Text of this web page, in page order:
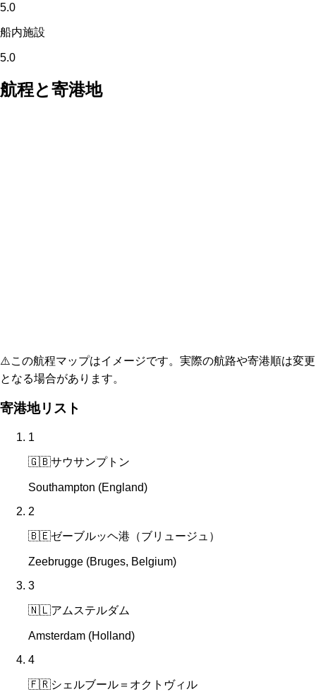
5.0
船内施設
5.0
航程と寄港地
⚠️この航程マップはイメージです。実際の航路や寄港順は変更
となる場合があります。
寄港地リスト
1
🇬🇧サウサンプトン
Southampton (England)
2
🇧🇪ゼーブルッヘ港（ブリュージュ）
Zeebrugge (Bruges, Belgium)
3
🇳🇱アムステルダム
Amsterdam (Holland)
4
🇫🇷シェルブール＝オクトヴィル